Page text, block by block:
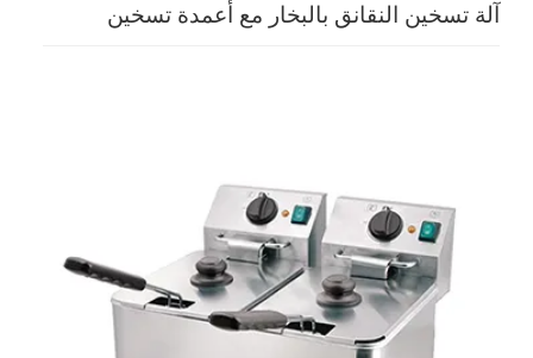
آلة تسخين النقانق بالبخار مع أعمدة تسخين